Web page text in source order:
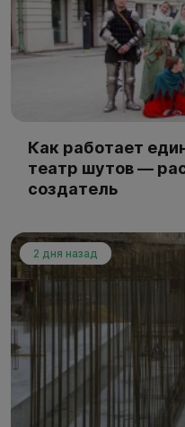
Как работает
театр шутов —
создатель
2 дня назад